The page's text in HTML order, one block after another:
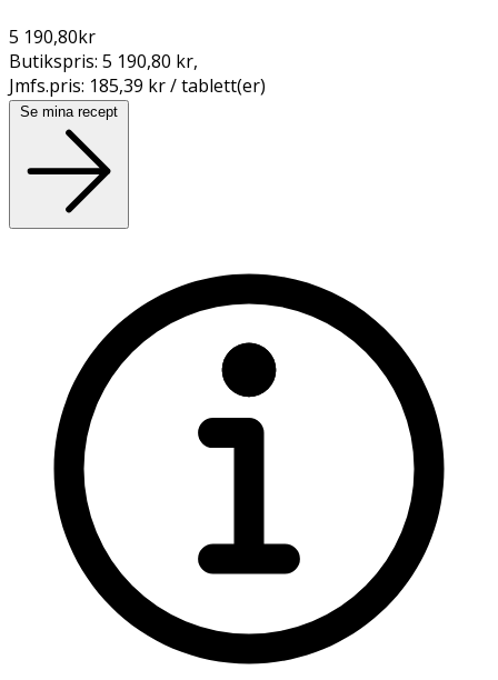
5 190,80kr
Butikspris: 5 190,80 kr,
Jmfs.pris: 185,39 kr / tablett(er)
Se mina recept